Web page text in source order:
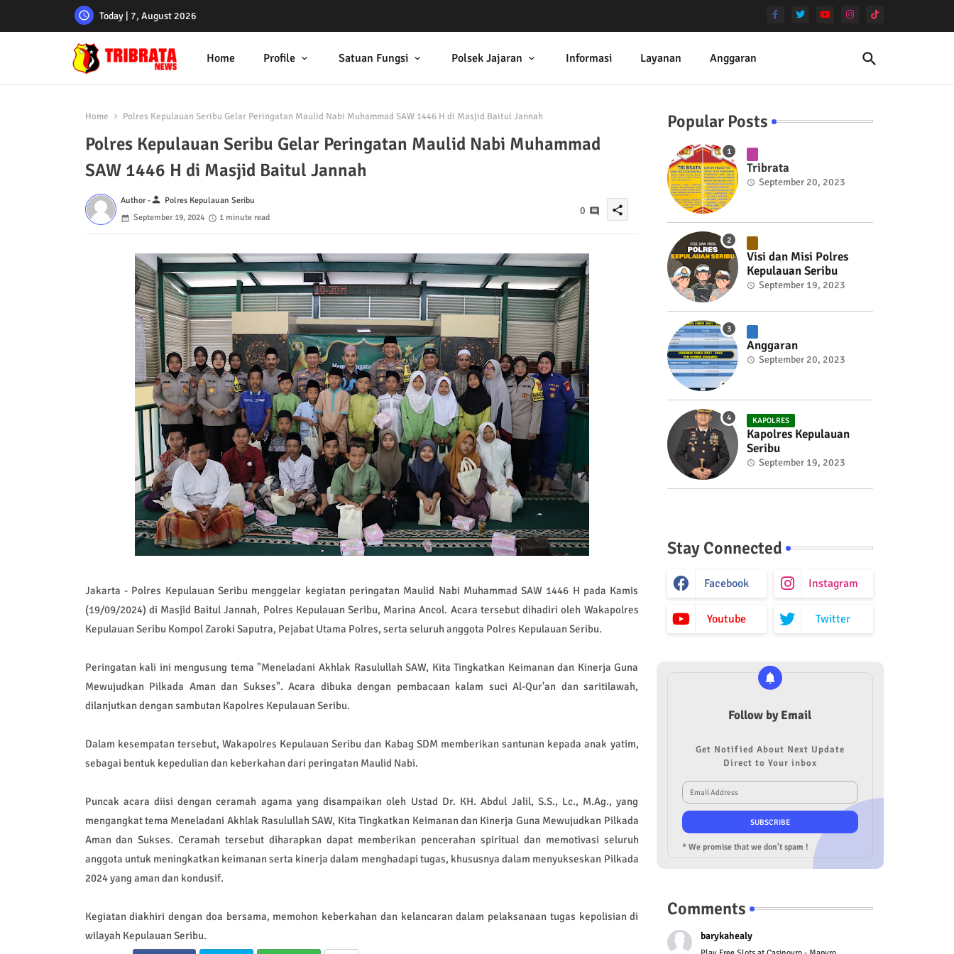
Today | 7, August 2026
Home Profile Satuan Fungsi Polsek Jajaran Informasi Layanan Anggaran
Home Polres Kepulauan Seribu Gelar Peringatan Maulid Nabi Muhammad SAW 1446 H di Masjid Baitul Jannah
Polres Kepulauan Seribu Gelar Peringatan Maulid Nabi Muhammad
SAW 1446 H di Masjid Baitul Jannah
Author -person Polres Kepulauan Seribu
September 19, 2024
1 minute read
0 share
Jakarta - Polres Kepulauan Seribu menggelar kegiatan peringatan Maulid Nabi Muhammad SAW 1446 H pada Kamis
(19/09/2024) di Masjid Baitul Jannah, Polres Kepulauan Seribu, Marina Ancol. Acara tersebut dihadiri oleh Wakapolres
Kepulauan Seribu Kompol Zaroki Saputra, Pejabat Utama Polres, serta seluruh anggota Polres Kepulauan Seribu.
Peringatan kali ini mengusung tema "Meneladani Akhlak Rasulullah SAW, Kita Tingkatkan Keimanan dan Kinerja Guna
Mewujudkan Pilkada Aman dan Sukses". Acara dibuka dengan pembacaan kalam suci Al-Qur'an dan saritilawah,
dilanjutkan dengan sambutan Kapolres Kepulauan Seribu.
Dalam kesempatan tersebut, Wakapolres Kepulauan Seribu dan Kabag SDM memberikan santunan kepada anak yatim,
sebagai bentuk kepedulian dan keberkahan dari peringatan Maulid Nabi.
Puncak acara diisi dengan ceramah agama yang disampaikan oleh Ustad Dr. KH. Abdul Jalil, S.S., Lc., M.Ag., yang
mengangkat tema Meneladani Akhlak Rasulullah SAW, Kita Tingkatkan Keimanan dan Kinerja Guna Mewujudkan Pilkada
Aman dan Sukses. Ceramah tersebut diharapkan dapat memberikan pencerahan spiritual dan memotivasi seluruh
anggota untuk meningkatkan keimanan serta kinerja dalam menghadapi tugas, khususnya dalam menyukseskan Pilkada
2024 yang aman dan kondusif.
Kegiatan diakhiri dengan doa bersama, memohon keberkahan dan kelancaran dalam pelaksanaan tugas kepolisian di
wilayah Kepulauan Seribu.
Popular Posts
Tribrata
September 20, 2023
Visi dan Misi Polres
Kepulauan Seribu
September 19, 2023
Anggaran
September 20, 2023
KAPOLRES
Kapolres Kepulauan
Seribu
September 19, 2023
Stay Connected
Facebook Instagram
Youtube Twitter
Follow by Email
Get Notified About Next Update
Direct to Your inbox
* We promise that we don't spam !
Comments
barykahealy